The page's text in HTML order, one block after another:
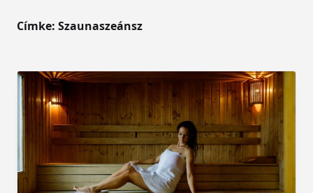
Címke: Szaunaszeánsz